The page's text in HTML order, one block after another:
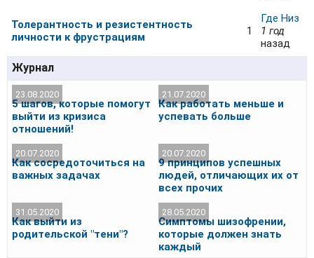
Толерантность и резистентность
личности к фрустрациям
1
Где Низ
1 год
назад
Журнал
23.08.2020
5 шагов, которые помогут
выйти из кризиса
отношений!
21.07.2020
Как работать меньше и
успевать больше
20.07.2020
Как сосредоточиться на
важных задачах
20.07.2020
9 принципов успешных
людей, отличающих их от
всех прочих
31.05.2020
Как выйти из
родительской "тени"?
28.05.2020
Симптомы шизофрении,
которые должен знать
каждый